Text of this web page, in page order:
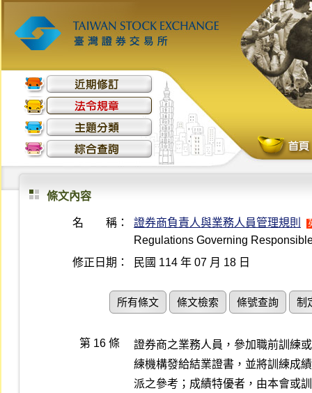
條文內容
名 稱： 證券商負責人與業務人員管理規則
Regulations Governing
修正日期：
民國 114 年 07 月 18 日
所有條文 條文檢索 條號查詢 制
第 16 條
證券商之業務人員，參加職前訓練
練機構發給結業證書，並將訓練成
派之參考；成績特優者，由本會或